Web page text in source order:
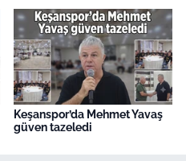
Keşanspor’da Mehmet Yavaş
güven tazeledi